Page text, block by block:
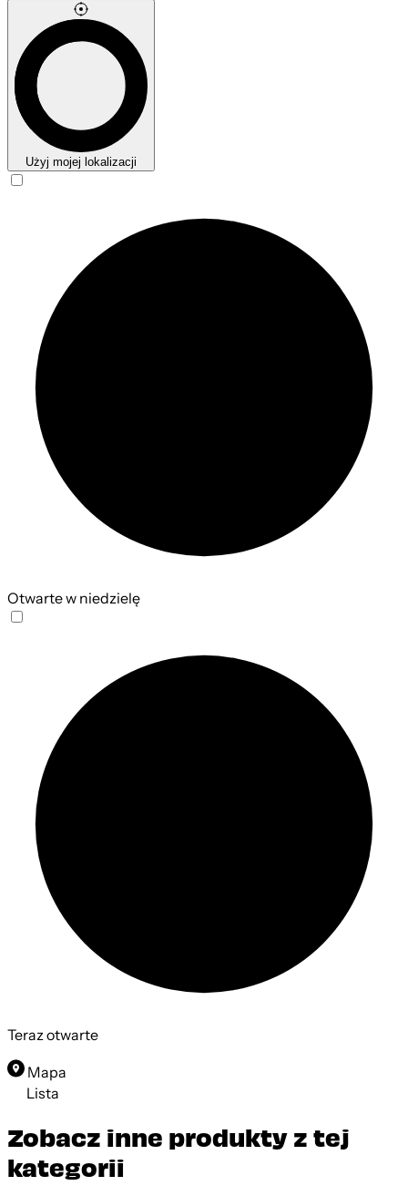
Użyj mojej lokalizacji
Otwarte w niedzielę
Teraz otwarte
Mapa
Lista
Zobacz inne produkty z tej
kategorii